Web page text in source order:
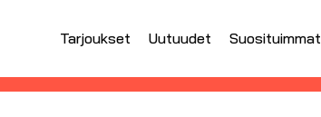
Tarjoukset Uutuudet Suosituimmat